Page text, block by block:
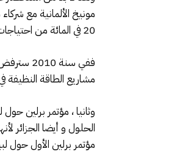
20 في المائة من احتياجات أوروبا من الطاقة في أفق سنة 2050..
ففي
مشاريع الطاقة النظيفة
مؤتمر برلين الأول حول